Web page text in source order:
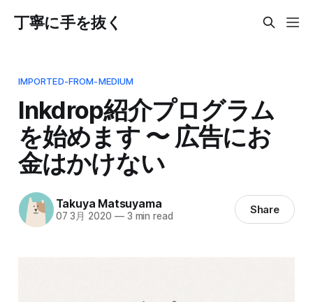
丁寧に手を抜く
IMPORTED-FROM-MEDIUM
Inkdrop紹介プログラム
を始めます 〜 広告にお
金はかけない
Takuya Matsuyama
07 3月 2020 —3 min read Share